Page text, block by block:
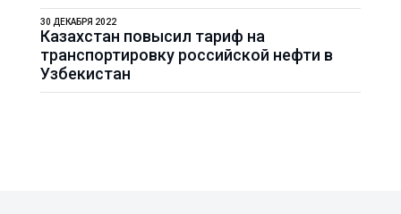
Казахстан повысил тариф на
транспортировку российской нефти в
Узбекистан
30 ДЕКАБРЯ 2022